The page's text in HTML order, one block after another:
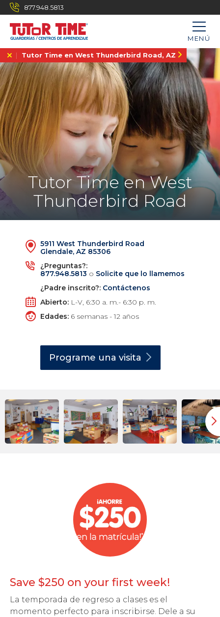
877.948.5813
MENÚ
Tutor Time en West Thunderbird Road, AZ
Tutor Time en West
Thunderbird Road
5911 West Thunderbird Road
Glendale, AZ 85306
¿Preguntas?:
877.948.5813 o Solicite que lo llamemos
¿Padre inscrito?: Contáctenos
Abierto: L-V, 6:30 a. m.- 6:30 p. m.
Edades: 6 semanas - 12 años
Programe unavisita
Save $250 on your first week!
La temporada de regreso a clases es el
momento perfecto para inscribirse. Dele a su